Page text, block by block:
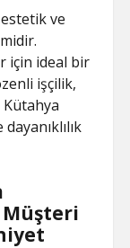
ve
için ideal bir
işçilik,
Müşteri